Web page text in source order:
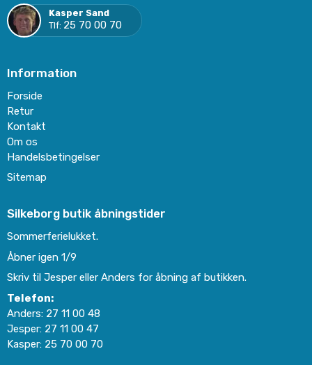
Kasper Sand
Tlf: 25 70 00 70
Information
Forside
Retur
Kontakt
Om os
Handelsbetingelser
Sitemap
Silkeborg butik åbningstider
Sommerferielukket.
Åbner igen 1/9
Skriv til Jesper eller Anders for åbning af butikken.
Telefon:
Anders: 27 11 00 48
Jesper: 27 11 00 47
Kasper: 25 70 00 70